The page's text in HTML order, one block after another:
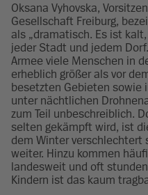
Oksana Vyhovska,
Gesellschaft Freiburg,
als „dramatisch. Es ist
jeder Stadt und jedem
Armee viele Menschen in
erheblich größer als vor
besetzten Gebieten sowie
unter nächtlichen
zum Teil unbeschreiblich.
selten gekämpft wird, ist
dem Winter verschlechtert
weiter. Hinzu kommen
landesweit und oft
Kindern ist das kaum